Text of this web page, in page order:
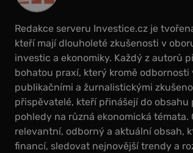
Redakce serveru Investice.cz je
kteří mají dlouholeté zkušenosti v
investic a ekonomiky. Každý z autorů
bohatou praxí, který kromě
publikačními a žurnalistickými
přispěvatelé, kteří přinášejí do
pohledy na různá ekonomická
relevantní, odborný a aktuální obsah,
financí, sledovat nejnovější trendy a